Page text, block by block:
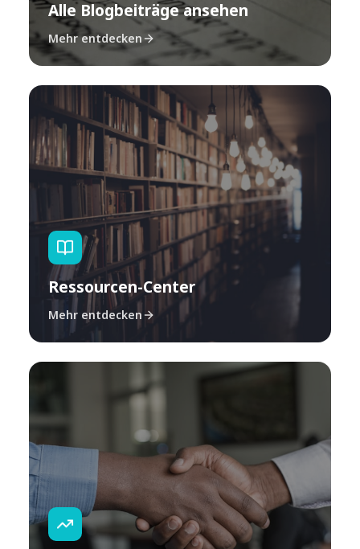
Alle Blogbeiträge ansehen
Mehr entdecken
Ressourcen-Center
Mehr entdecken